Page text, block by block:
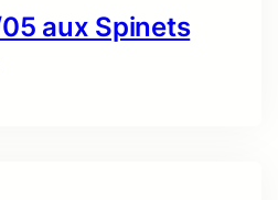
aux Spinets